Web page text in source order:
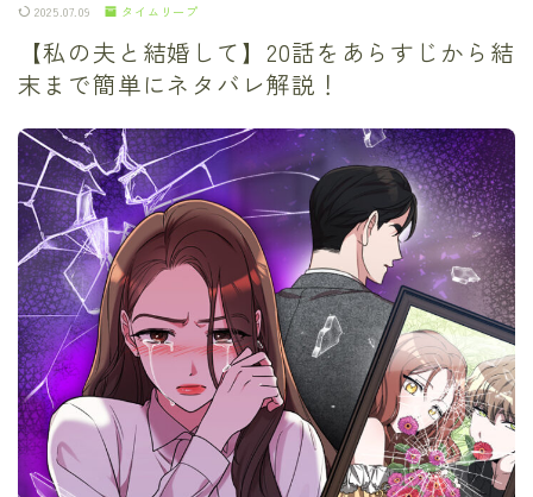
2025.07.09 タイムリープ
【私の夫と結婚して】20話をあらすじから結
末まで簡単にネタバレ解説！